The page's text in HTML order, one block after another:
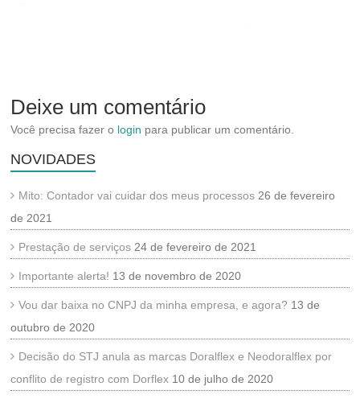
Deixe um comentário
Você precisa fazer o login para publicar um comentário.
NOVIDADES
Mito: Contador vai cuidar dos meus processos 26 de fevereiro
de 2021
Prestação de serviços 24 de fevereiro de 2021
Importante alerta! 13 de novembro de 2020
Vou dar baixa no CNPJ da minha empresa, e agora? 13 de
outubro de 2020
Decisão do STJ anula as marcas Doralflex e Neodoralflex por
conflito de registro com Dorflex 10 de julho de 2020